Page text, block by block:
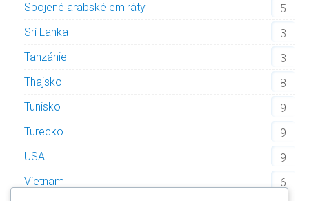
Spojené arabské emiráty
5
Srí Lanka
3
Tanzánie
3
Thajsko
8
Tunisko
9
Turecko
9
USA
9
Vietnam
6